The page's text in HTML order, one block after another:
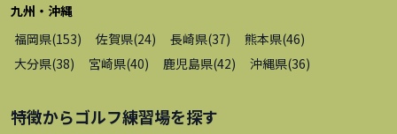
九州・沖縄
福岡県(153) 佐賀県(24) 長崎県(37) 熊本県(46)
大分県(38) 宮崎県(40) 鹿児島県(42) 沖縄県(36)
特徴からゴルフ練習場を探す